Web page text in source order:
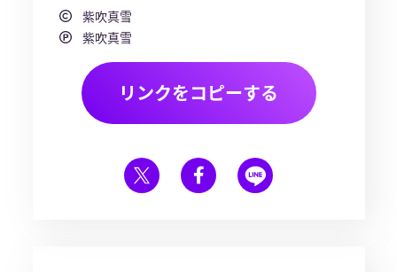
紫吹真雪
紫吹真雪
リンクをコピーする